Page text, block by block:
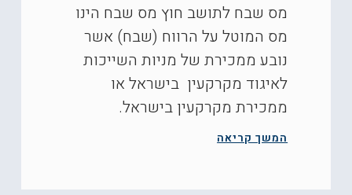
מס שבח לתושב חוץ מס שבח הינו
מס המוטל על הרווח (שבח) אשר
נובע ממכירת של מניות השייכות
לאיגוד מקרקעין בישראל או
ממכירת מקרקעין בישראל.
המשך קריאה